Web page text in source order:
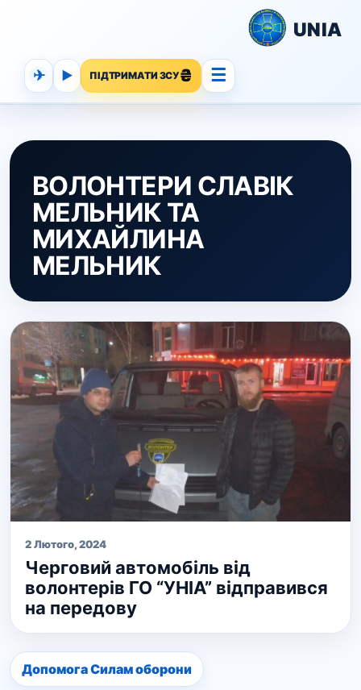
UNIA
✈ ▶ ПІДТРИМАТИ ЗСУ ☰
ВОЛОНТЕРИ СЛАВІК
МЕЛЬНИК ТА
МИХАЙЛИНА
МЕЛЬНИК
2 Лютого, 2024
Черговий автомобіль від
волонтерів ГО “УНІА” відправився
на передову
Допомога Силам оборони